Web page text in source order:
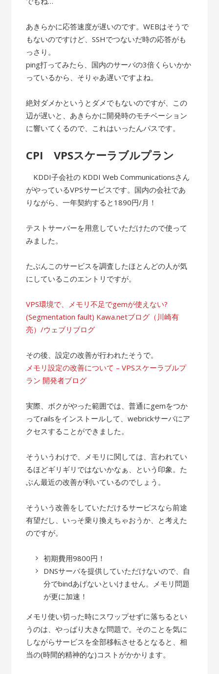
あきらかに応答速度が遅いのです。WEBはそうで
もないのですけど、SSHでつないだ時の応答がも
っさり。
ping打ってみたら、国内のサーバの3倍くらいかか
っているから、そりゃあ遅いですよね。
絶対ダメかというとダメでもないのですが、この
辺が遅いと、あきらかに開発時のモチベーション
に響いてくるので、これはいったんパスです。
CPI VPSスケーラブルプラン
KDDI子会社の KDDI Web Communicationsさん
がやっているVPSサービスです。国内の会社であ
りながら、一年契約すると1890円/月！
テストサーバーを用意していただけたので使って
みました。
たぶんこのサービスを調査したほとんどの人が気
にしているこのエントリですが。
VPS環境で、メモリ不足でgemが使えない?
(Segmentation fault) Kawa.netブログ（川崎有
亮）/ウェブリブログ
その後、設定の改善が行われたそうで。
メモリ設定の改善について – VPSスケーラブルプ
ラン 開発者ブログ
実際、ボクがやった範囲では、普通にgemをつか
ってrailsをインストールして、webrickサーバにア
クセスすることができました。
そういうわけで、メモリに関しては、言われてい
るほどギリギリではないかなぁ、という印象。た
ぶん最近の改善が利いているのでしょう。
そういう改善をしていただけるサービスなら前途
有望だし、いっそ乗り換えちゃおうか、と考えた
のですが。
初期費用9800円！
DNSサーバを提供していただけないので、自
分でbindあげないといけません。メモリ問題
が更に加速！
メモリ使い切った時にスワップせずに落ちるとい
うのは、やっぱり大きな問題で。そのことを気に
しながらサービスを全部移転させるとなると、相
当の(時間的精神的な)コストがかかります。